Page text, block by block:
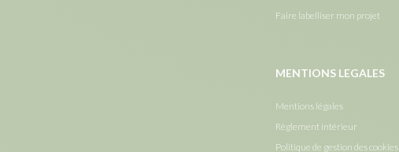
Faire labelliser mon projet
MENTIONS LEGALES
Mentions légales
Règlement intérieur
Politique de gestion des cookies